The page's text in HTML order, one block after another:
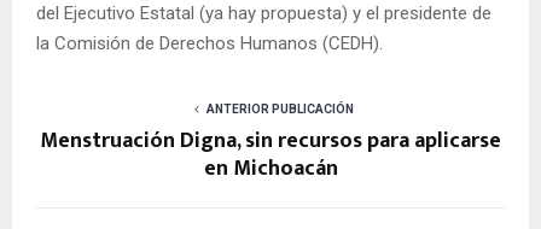
del Ejecutivo Estatal (ya hay propuesta) y el presidente de
la Comisión de Derechos Humanos (CEDH).
ANTERIOR PUBLICACIÓN
Menstruación Digna, sin recursos para aplicarse
en Michoacán